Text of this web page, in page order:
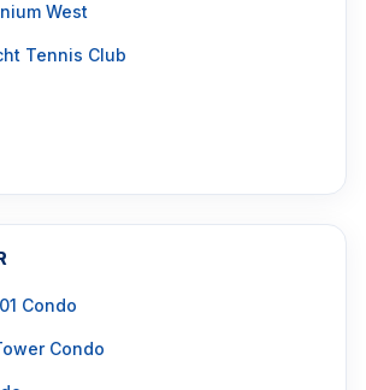
West
Tennis Club
Condo
Condo